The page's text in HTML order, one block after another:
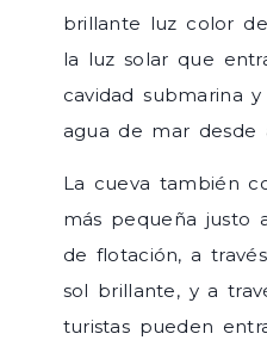
brillante luz color
la luz solar que
cavidad submarina
agua de mar desde
La cueva también
más pequeña justo
de flotación, a
sol brillante, y a
turistas pueden